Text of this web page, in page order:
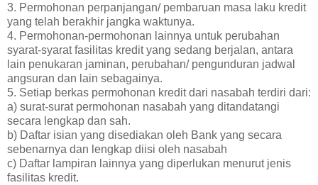
3. Permohonan perpanjangan/ pembaruan masa laku kredit
yang telah berakhir jangka waktunya.
4. Permohonan-permohonan lainnya untuk perubahan
syarat-syarat fasilitas kredit yang sedang berjalan, antara
lain penukaran jaminan, perubahan/ pengunduran jadwal
angsuran dan lain sebagainya.
5. Setiap berkas permohonan kredit dari nasabah terdiri dari:
a) surat-surat permohonan nasabah yang ditandatangi
secara lengkap dan sah.
b) Daftar isian yang disediakan oleh Bank yang secara
sebenarnya dan lengkap diisi oleh nasabah
c) Daftar lampiran lainnya yang diperlukan menurut jenis
fasilitas kredit.